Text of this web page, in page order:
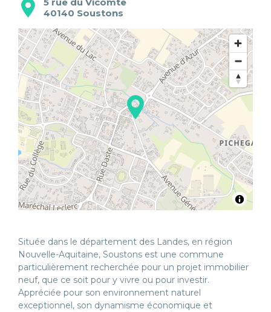
40140 Soustons
Située dans le département des Landes, en région
Nouvelle-Aquitaine, Soustons est une commune
particulièrement recherchée pour un projet immobilier
neuf, que ce soit pour y vivre ou pour investir.
Appréciée pour son environnement naturel
exceptionnel, son dynamisme économique et